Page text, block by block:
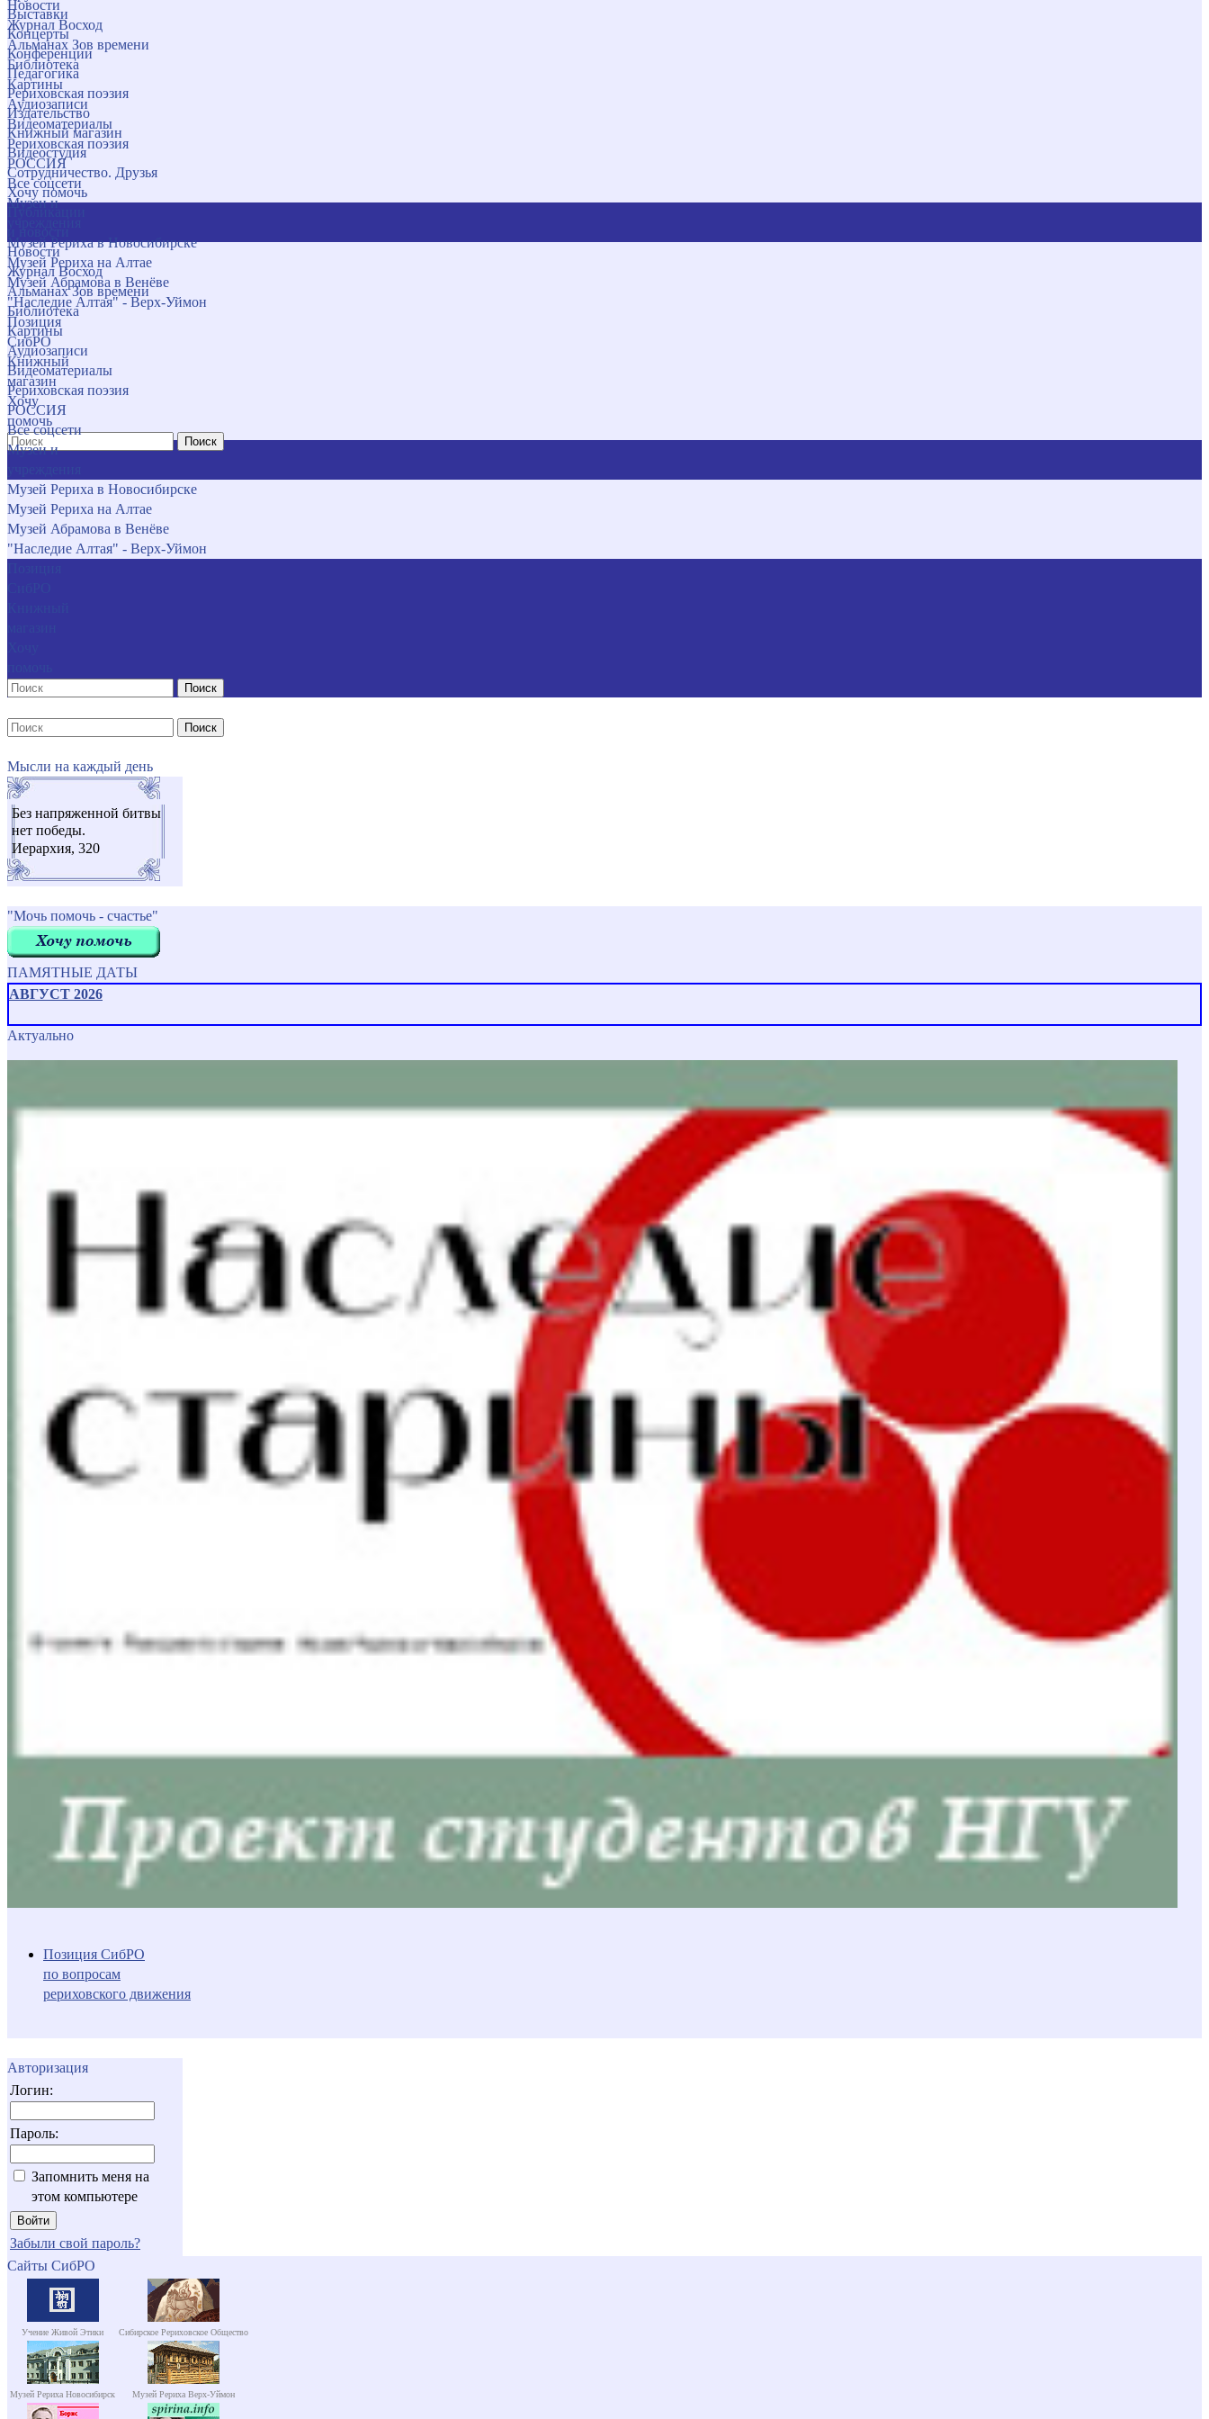
Новости
Журнал Восход
Альманах Зов времени
Библиотека
Картины
Аудиозаписи
Видеоматериалы
Рериховская поэзия
РОССИЯ
Все соцсети
Музеи и
Музей Рериха в Новосибирске
Музей Рериха на Алтае
Музей Абрамова в Венёве
"Наследие Алтая" - Верх-Уймон
Позиция
СибРО
Книжный
магазин
Хочу
помочь
Поиск
Выставки
Концерты
Конференции
Педагогика
Рериховская поэзия
Издательство
Книжный магазин
Видеостудия
Сотрудничество. Друзья
Хочу помочь
Новости
Журнал Восход
Альманах Зов времени
Библиотека
Картины
Аудиозаписи
Видеоматериалы
Рериховская поэзия
РОССИЯ
Все соцсети
Музеи и
Музей Рериха в Новосибирске
Музей Рериха на Алтае
Музей Абрамова в Венёве
"Наследие Алтая" - Верх-Уймон
Поиск
Поиск
Мысли на каждый день
Без напряженной битвы
нет победы.
Иерархия, 320
"Мочь помочь - счастье"
ПАМЯТНЫЕ ДАТЫ
АВГУСТ 2026
Актуально
Позиция СибРО
по вопросам
рериховского движения
Авторизация
Логин:
Пароль:
Запомнить меня на
этом компьютере
Забыли свой пароль?
Сайты СибРО
Учение Живой Этики Сибирское Рериховское Общество
Музей Рериха Новосибирск Музей Рериха Верх-Уймон